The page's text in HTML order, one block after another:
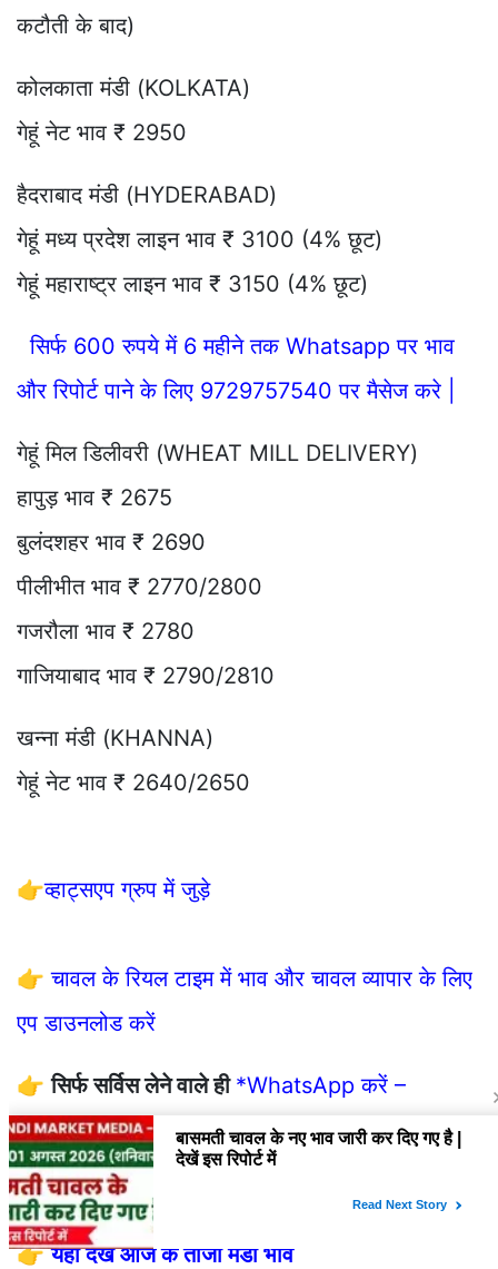
कटौती के बाद)
कोलकाता मंडी (KOLKATA)
गेहूं नेट भाव ₹ 2950
हैदराबाद मंडी (HYDERABAD)
गेहूं मध्य प्रदेश लाइन भाव ₹ 3100 (4% छूट)
गेहूं महाराष्ट्र लाइन भाव ₹ 3150 (4% छूट)
सिर्फ 600 रुपये में 6 महीने तक Whatsapp पर भाव
और रिपोर्ट पाने के लिए 9729757540 पर मैसेज करे |
गेहूं मिल डिलीवरी (WHEAT MILL DELIVERY)
हापुड़ भाव ₹ 2675
बुलंदशहर भाव ₹ 2690
पीलीभीत भाव ₹ 2770/2800
गजरौला भाव ₹ 2780
गाजियाबाद भाव ₹ 2790/2810
खन्ना मंडी (KHANNA)
गेहूं नेट भाव ₹ 2640/2650
👉व्हाट्सएप ग्रुप में जुड़े
👉चावल के रियल टाइम में भाव और चावल व्यापार के लिए
एप डाउनलोड करें
👉सिर्फ सर्विस लेने वाले ही *WhatsApp करें –
9729757540*
👉यहाँ देखें फसलों की तेजी मंदी रिपोर्ट
👉यहाँ देखें आज के ताजा मंडी भाव